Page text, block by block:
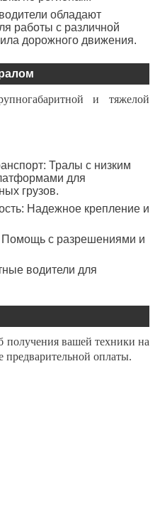
обладают
работы с различной
дорожного движения.
и тяжелой
Тралы с низким
для
грузов.
Надежное крепление и
с разрешениями и
водители для
получения вашей техники на
предварительной оплаты.